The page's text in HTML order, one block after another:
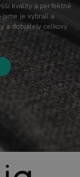
kvality a perfektně
je vybrali a
a dotvářely celkový